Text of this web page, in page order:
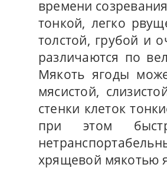
времени
тонкой, легко
толстой, грубой и
различаются по
Мякоть ягоды
мясистой,
стенки клеток
при этом
хрящевой мякотью